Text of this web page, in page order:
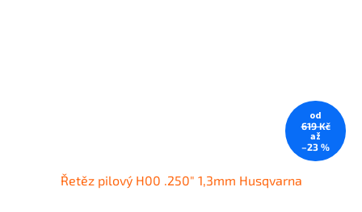
od
619 Kč
až
–23 %
Řetěz pilový H00 .250" 1,3mm Husqvarna